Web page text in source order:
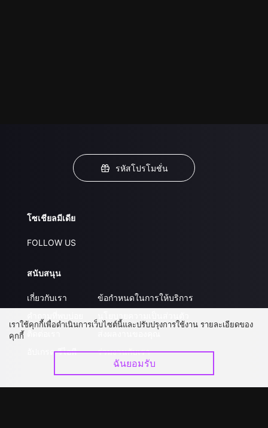
รหัสโปรโมชั่น
โซเชียลมีเดีย
FOLLOW US
สนับสนุน
เกี่ยวกับเรา
อัปเกรด วีไอพี
ข้อกำหนดในการให้บริการ
ร่วมงานกับเรา
เราใช้คุกกี้เพื่อดำเนินการเว็บไซต์นี้และปรับปรุงการใช้งาน รายละเอียดของ
คุกกี้
ฉันยอมรับ